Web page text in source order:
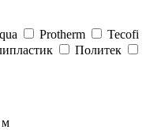
Protherm
Tecofi
Политек
м